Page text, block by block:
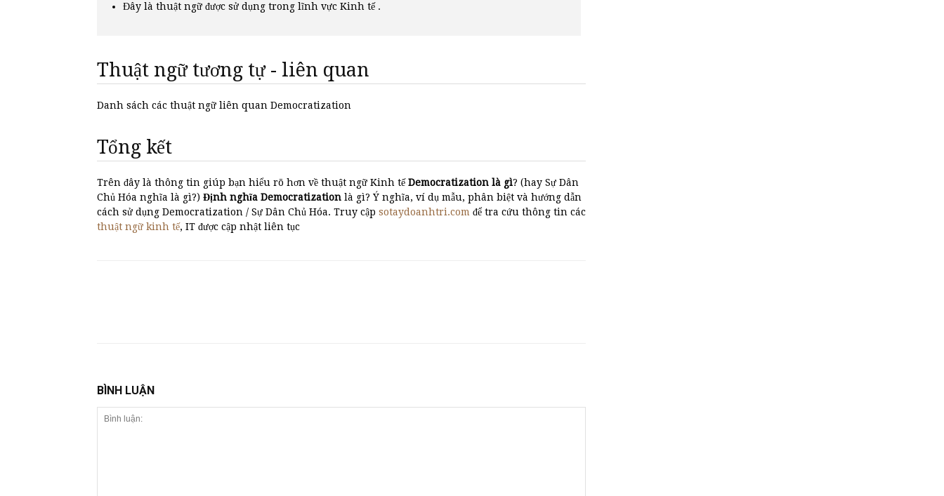
Đây là thuật ngữ được sử dụng trong lĩnh vực Kinh tế .
Thuật ngữ tương tự - liên quan
Danh sách các thuật ngữ liên quan Democratization
Tổng kết
Trên đây là thông tin giúp bạn hiểu rõ hơn về thuật ngữ Kinh tếDemocratization là gì? (hay Sự Dân
Chủ Hóa nghĩa là gì?) Định nghĩa Democratization là gì? Ý nghĩa, ví dụ mẫu, phân biệt và hướng dẫn
cách sử dụng Democratization / Sự Dân Chủ Hóa. Truy cập sotaydoanhtri.com để tra cứu thông tin các
thuật ngữ kinh tế, IT được cập nhật liên tục
BÌNH LUẬN